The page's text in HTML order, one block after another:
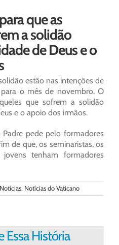
que as
a solidão
de Deus e o
estão nas intenções de
o mês de novembro. O
que sofrem a solidão
e o apoio dos irmãos.
Padre pede pelo formadores
de que, os seminaristas, os
tenham formadores
Notícias, Notícias do Vaticano
Essa História